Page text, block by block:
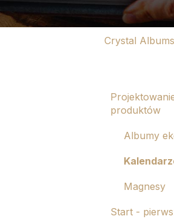
Crystal Albums
produktów
Albumy
Magnesy
Start -